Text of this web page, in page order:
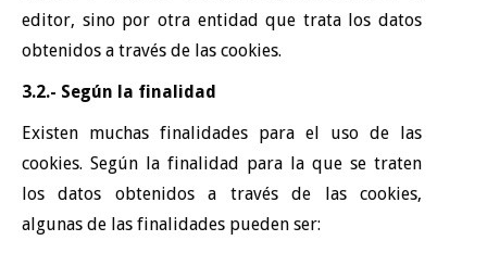
editor, sino por otra entidad que trata los datos
obtenidos a través de las cookies.
3.2.- Según la finalidad
Existen muchas finalidades para el uso de las
cookies. Según la finalidad para la que se traten
los datos obtenidos a través de las cookies,
algunas de las finalidades pueden ser: